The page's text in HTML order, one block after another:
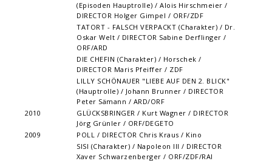
(Episoden Hauptrolle) / Alois Hirschmeier /
DIRECTOR Holger Gimpel / ORF/ZDF
TATORT - FALSCH VERPACKT (Charakter) / Dr.
Oskar Welt / DIRECTOR Sabine Derflinger /
ORF/ARD
DIE CHEFIN (Charakter) / Horschek /
DIRECTOR Maris Pfeiffer / ZDF
LILLY SCHÖNAUER "LIEBE AUF DEN 2. BLICK"
(Hauptrolle) / Johann Brunner / DIRECTOR
Peter Sämann / ARD/ORF
2010
GLÜCKSBRINGER / Kurt Wagner / DIRECTOR
Jörg Grünler / ORF/DEGETO
2009
POLL / DIRECTOR Chris Kraus / Kino
SISI (Charakter) / Napoleon III / DIRECTOR
Xaver Schwarzenberger / ORF/ZDF/RAI